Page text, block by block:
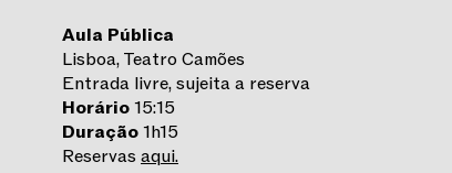
Aula Pública
Lisboa, Teatro Camões
Entrada livre, sujeita a reserva
Horário15:15
Duração1h15
Reservas aqui.